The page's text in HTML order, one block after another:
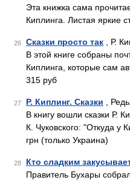
Эта книжка сама
Киплинга. Листая яркие
26 Сказки просто так , Р.
В этой книге собраны
Киплинга, которые сам
315 руб
27 Р. Киплинг. Сказки ,
В книгу вошли сказки Р.
К. Чуковского: "Откуда у
грн (только Украина)
28 Кто сладким
Правитель Бухары